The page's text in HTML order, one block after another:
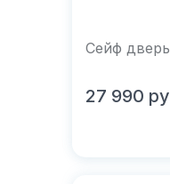
Сейф
В
27 990